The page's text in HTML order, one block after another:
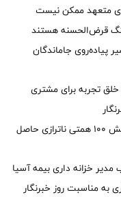
متعهد ممکن نیست
قرض‌الحسنه هستند
جاماندگان
خلق تجربه برای مشتری
نماینده مردم خلخال و کوثر در مجلس: کاهش ۱۰۰ همتی ناترازی حاصل
خزانه داری بیمه آسیا
به مناسبت روز خبرنگار